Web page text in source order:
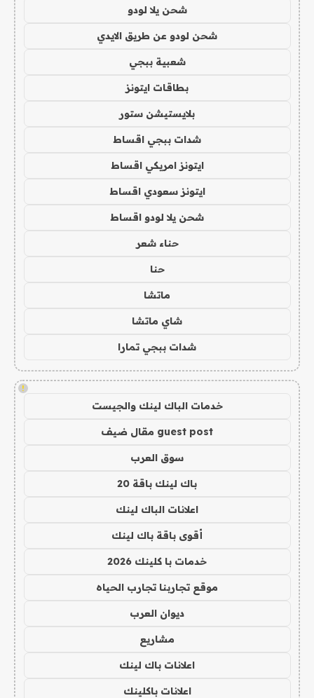
شحن يلا لودو
شحن لودو عن طريق الايدي
شعبية ببجي
بطاقات ايتونز
بلايستيشن ستور
شدات ببجي اقساط
ايتونز امريكي اقساط
ايتونز سعودي اقساط
شحن يلا لودو اقساط
حناء شعر
حنا
ماتشا
شاي ماتشا
شدات ببجي تمارا
!
خدمات الباك لينك والجيست
guest post مقال ضيف
سوق العرب
باك لينك باقة 20
اعلانات الباك لينك
أقوى باقة باك لينك
خدمات با كلينك 2026
موقع تجاربنا تجارب الحياه
ديوان العرب
مشاريع
اعلانات باك لينك
اعلانات باكلينك